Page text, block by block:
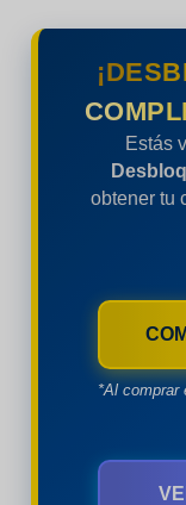
Estás
obtener tu
*Al comprar